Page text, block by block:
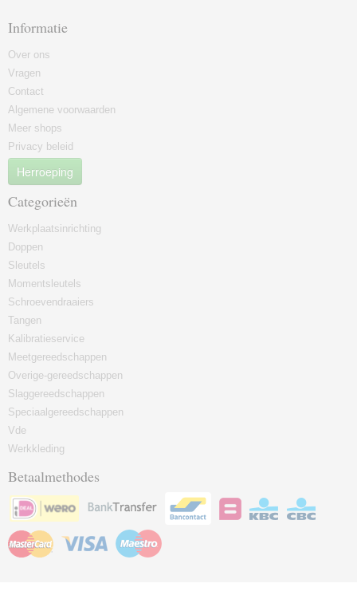
Informatie
Over ons
Vragen
Contact
Algemene voorwaarden
Meer shops
Privacy beleid
Herroeping
Categorieën
Werkplaatsinrichting
Doppen
Sleutels
Momentsleutels
Schroevendraaiers
Tangen
Kalibratieservice
Meetgereedschappen
Overige-gereedschappen
Slaggereedschappen
Speciaalgereedschappen
Vde
Werkkleding
Betaalmethodes